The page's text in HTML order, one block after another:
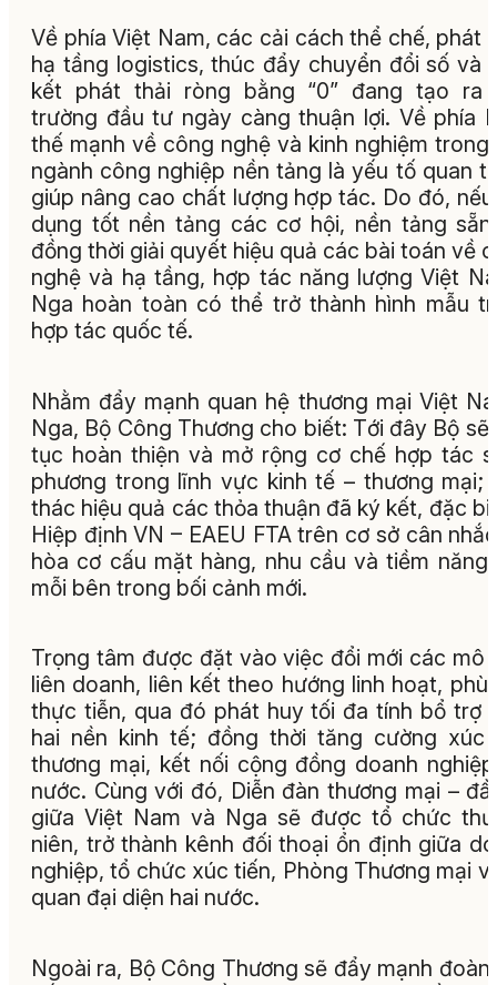
Về phía Việt Nam, các cải cách thể chế, phát
hạ tầng logistics, thúc đẩy chuyển đổi số và
kết phát thải ròng bằng “0” đang tạo ra
trường đầu tư ngày càng thuận lợi. Về phía
thế mạnh về công nghệ và kinh nghiệm trong
ngành công nghiệp nền tảng là yếu tố quan
giúp nâng cao chất lượng hợp tác. Do đó,
dụng tốt nền tảng các cơ hội, nền tảng
đồng thời giải quyết hiệu quả các bài toán về
nghệ và hạ tầng, hợp tác năng lượng Việt
Nga hoàn toàn có thể trở thành hình mẫu
hợp tác quốc tế.
Nhằm đẩy mạnh quan hệ thương mại Việt
Nga, Bộ Công Thương cho biết: Tới đây Bộ sẽ
tục hoàn thiện và mở rộng cơ chế hợp tác
phương trong lĩnh vực kinh tế – thương mại;
thác hiệu quả các thỏa thuận đã ký kết, đặc
Hiệp định VN – EAEU FTA trên cơ sở cân
hòa cơ cấu mặt hàng, nhu cầu và tiềm năng
mỗi bên trong bối cảnh mới.
Trọng tâm được đặt vào việc đổi mới các mô
liên doanh, liên kết theo hướng linh hoạt, phù
thực tiễn, qua đó phát huy tối đa tính bổ trợ
hai nền kinh tế; đồng thời tăng cường xúc
thương mại, kết nối cộng đồng doanh
nước. Cùng với đó, Diễn đàn thương mại –
giữa Việt Nam và Nga sẽ được tổ chức
niên, trở thành kênh đối thoại ổn định giữa
nghiệp, tổ chức xúc tiến, Phòng Thương mại
quan đại diện hai nước.
Ngoài ra, Bộ Công Thương sẽ đẩy mạnh đoàn